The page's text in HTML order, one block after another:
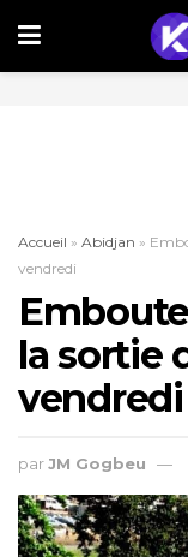
Accueil » Abidjan »
vendredi
la sortie
vendredi
parJM Gogbeu